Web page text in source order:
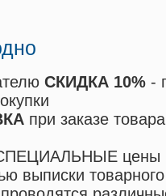
СКИДКА 10% -
при заказе
цены
выписки